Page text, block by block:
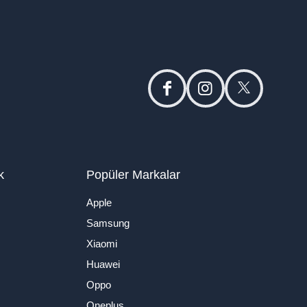
facebookinstagramtwitter
Popüler Markalar
Apple
Samsung
Xiaomi
Huawei
Oppo